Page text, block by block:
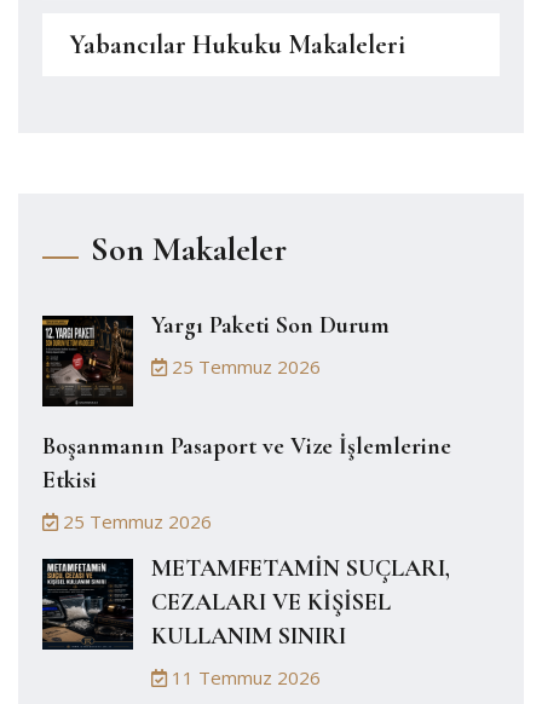
Yabancılar Hukuku Makaleleri
Son Makaleler
Yargı Paketi Son Durum
25 Temmuz 2026
Boşanmanın Pasaport ve Vize İşlemlerine
Etkisi
25 Temmuz 2026
METAMFETAMİN SUÇLARI,
CEZALARI VE KİŞİSEL
KULLANIM SINIRI
11 Temmuz 2026